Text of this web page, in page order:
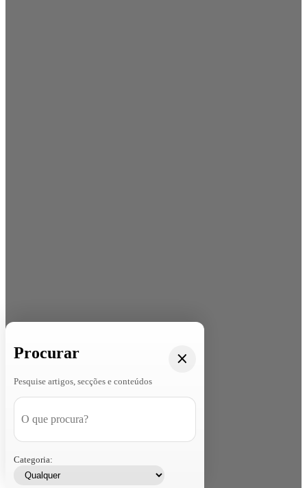
Procurar
Pesquise artigos, secções e conteúdos
Categoria: